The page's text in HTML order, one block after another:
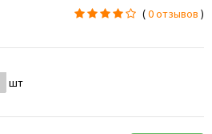
(0 отзывов )
шт